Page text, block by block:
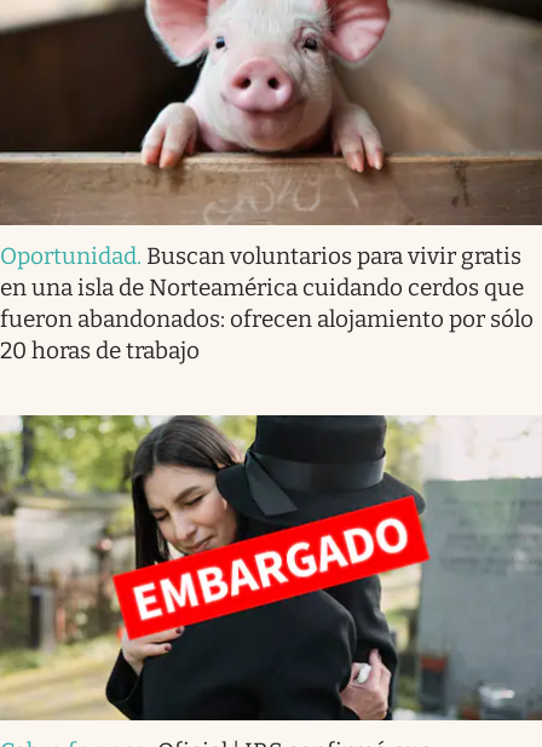
Oportunidad. Buscan voluntarios para vivir gratis
en una isla de Norteamérica cuidando cerdos que
fueron abandonados: ofrecen alojamiento por sólo
20 horas de trabajo